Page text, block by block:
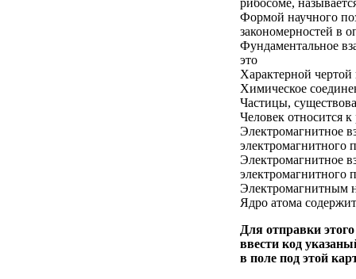
рибосоме,
Формой научного
закономерностей в
Фундаментальное
это
Характерной чертой
Химическое
Частицы,
Человек относится к
Электромагнитное
электромагнитного
Электромагнитное
электромагнитного
Электромагнитным
Ядро атома содержит
Для отправки
ввести код
в поле под этой